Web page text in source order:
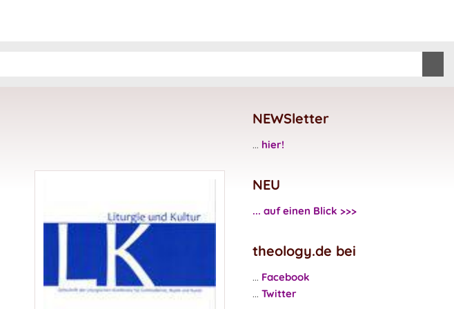
NEWSletter
... hier!
NEU
... auf einen Blick >>>
theology.de bei
... Facebook
... Twitter